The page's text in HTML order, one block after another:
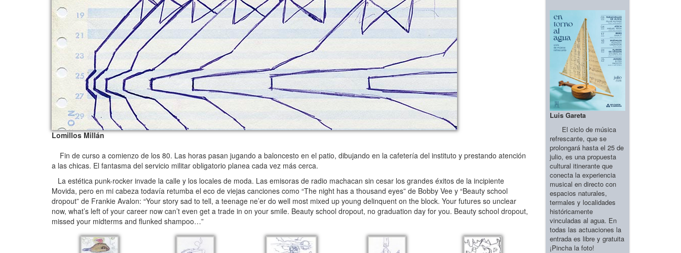
Lomillos Millán
Fin de curso a comienzo de los 80. Las horas pasan jugando a baloncesto en el patio, dibujando en la cafetería del instituto y prestando atención
a las chicas. El fantasma del servicio militar obligatorio planea cada vez más cerca.
La estética punk-rocker invade la calle y los locales de moda. Las emisoras de radio machacan sin cesar los grandes éxitos de la incipiente
Movida, pero en mi cabeza todavía retumba el eco de viejas canciones como “The night has a thousand eyes” de Bobby Vee y “Beauty school
dropout” de Frankie Avalon: “Your story sad to tell, a teenage ne’er do well most mixed up young delinquent on the block. Your futures so unclear
now, what’s left of your career now can’t even get a trade in on your smile. Beauty school dropout, no graduation day for you. Beauty school dropout,
missed your midterms and flunked shampoo…”
Luis Gareta
El ciclo de música
refrescante, que se
prolongará hasta el 25 de
julio, es una propuesta
cultural itinerante que
conecta la experiencia
musical en directo con
espacios naturales,
termales y localidades
históricamente
vinculadas al agua. En
todas las actuaciones la
entrada es libre y gratuita
¡Pincha la foto!